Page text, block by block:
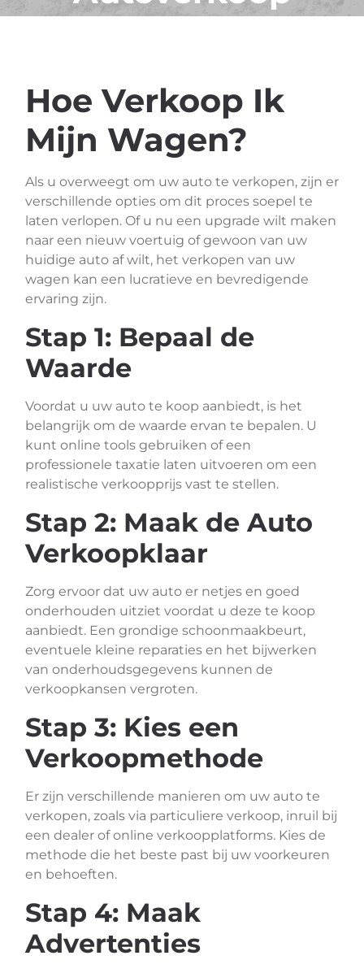
Hoe Verkoop Ik
Mijn Wagen?
Als u overweegt om uw auto te verkopen, zijn er
verschillende opties om dit proces soepel te
laten verlopen. Of u nu een upgrade wilt maken
naar een nieuw voertuig of gewoon van uw
huidige auto af wilt, het verkopen van uw
wagen kan een lucratieve en bevredigende
ervaring zijn.
Stap 1: Bepaal de
Waarde
Voordat u uw auto te koop aanbiedt, is het
belangrijk om de waarde ervan te bepalen. U
kunt online tools gebruiken of een
professionele taxatie laten uitvoeren om een
realistische verkoopprijs vast te stellen.
Stap 2: Maak de Auto
Verkoopklaar
Zorg ervoor dat uw auto er netjes en goed
onderhouden uitziet voordat u deze te koop
aanbiedt. Een grondige schoonmaakbeurt,
eventuele kleine reparaties en het bijwerken
van onderhoudsgegevens kunnen de
verkoopkansen vergroten.
Stap 3: Kies een
Verkoopmethode
Er zijn verschillende manieren om uw auto te
verkopen, zoals via particuliere verkoop, inruil bij
een dealer of online verkoopplatforms. Kies de
methode die het beste past bij uw voorkeuren
en behoeften.
Stap 4: Maak
Advertenties